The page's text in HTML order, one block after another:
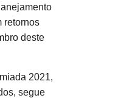
retornos
deste
2021,
segue